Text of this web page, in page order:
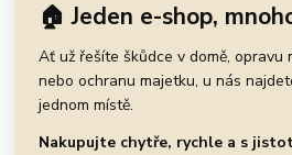
🏠 Jeden e-shop,
Ať už řešíte škůdce v domě, opravu
nebo ochranu majetku, u nás
jednom místě.
Nakupujte chytře, rychle a s